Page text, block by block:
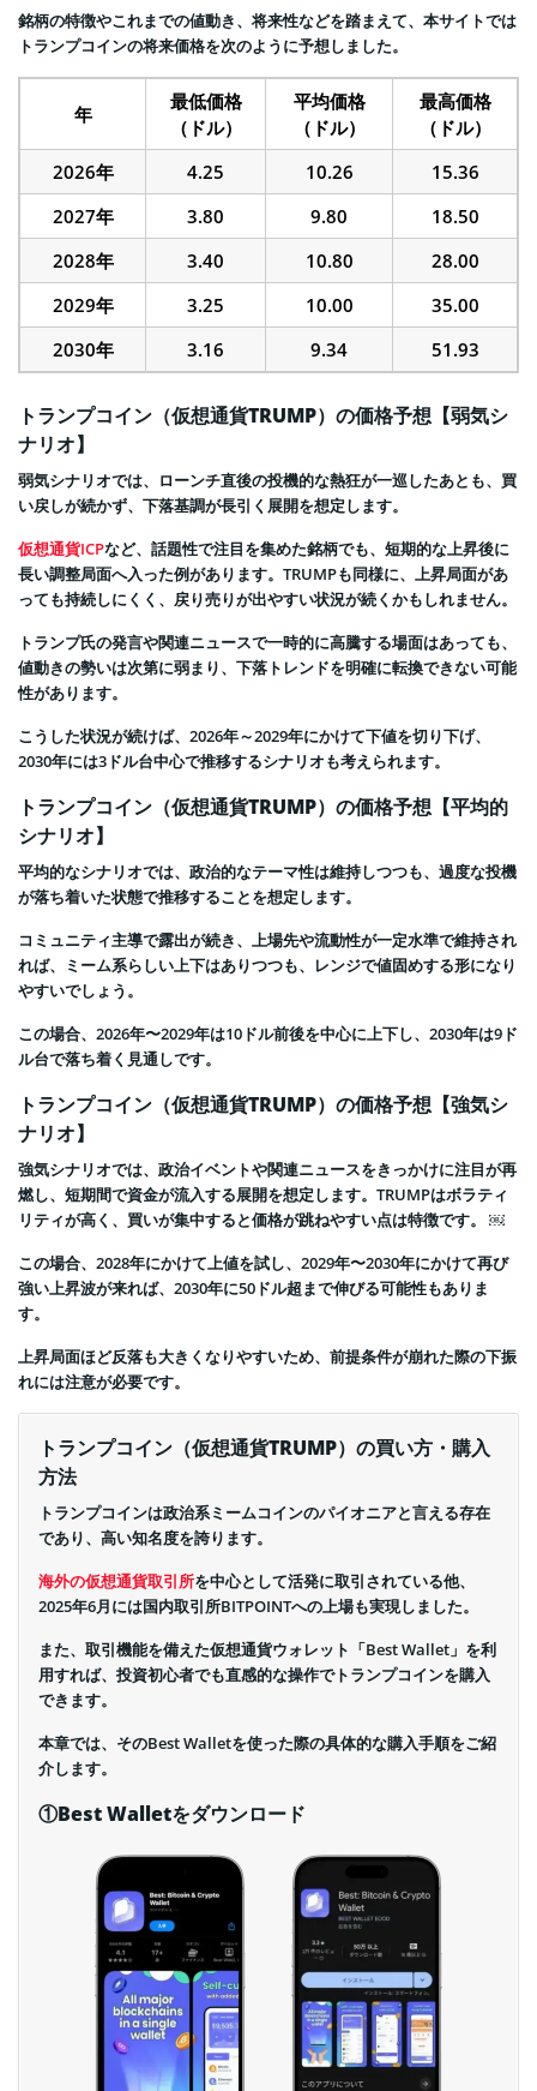
銘柄の特徴やこれまでの値動き、将来性などを踏まえて、本サイトでは
トランプコインの将来価格を次のように予想しました。
年
最低価格
（ドル）
平均価格
（ドル）
最高価格
（ドル）
2026年
4.25 10.26
15.36
2027年
3.80 9.80
18.50
2028年
3.40 10.80
28.00
2029年
3.25 10.00
35.00
2030年
3.16 9.34 51.93
トランプコイン（仮想通貨TRUMP）の価格予想【弱気シ
ナリオ】
弱気シナリオでは、ローンチ直後の投機的な熱狂が一巡したあとも、買
い戻しが続かず、下落基調が長引く展開を想定します。
仮想通貨ICPなど、話題性で注目を集めた銘柄でも、短期的な上昇後に
長い調整局面へ入った例があります。TRUMPも同様に、上昇局面があ
っても持続しにくく、戻り売りが出やすい状況が続くかもしれません。
トランプ氏の発言や関連ニュースで一時的に高騰する場面はあっても、
値動きの勢いは次第に弱まり、下落トレンドを明確に転換できない可能
性があります。
こうした状況が続けば、2026年～2029年にかけて下値を切り下げ、
2030年には3ドル台中心で推移するシナリオも考えられます。
トランプコイン（仮想通貨TRUMP）の価格予想【平均的
シナリオ】
平均的なシナリオでは、政治的なテーマ性は維持しつつも、過度な投機
が落ち着いた状態で推移することを想定します。
コミュニティ主導で露出が続き、上場先や流動性が一定水準で維持され
れば、ミーム系らしい上下はありつつも、レンジで値固めする形になり
やすいでしょう。
この場合、2026年〜2029年は10ドル前後を中心に上下し、2030年は9ド
ル台で落ち着く見通しです。
トランプコイン（仮想通貨TRUMP）の価格予想【強気シ
ナリオ】
強気シナリオでは、政治イベントや関連ニュースをきっかけに注目が再
燃し、短期間で資金が流入する展開を想定します。TRUMPはボラティ
リティが高く、買いが集中すると価格が跳ねやすい点は特徴です。 ￼
この場合、2028年にかけて上値を試し、2029年〜2030年にかけて再び
強い上昇波が来れば、2030年に50ドル超まで伸びる可能性もありま
す。
上昇局面ほど反落も大きくなりやすいため、前提条件が崩れた際の下振
れには注意が必要です。
トランプコイン（仮想通貨TRUMP）の買い方・購入
方法
トランプコインは政治系ミームコインのパイオニアと言える存在
であり、高い知名度を誇ります。
海外の仮想通貨取引所を中心として活発に取引されている他、
2025年6月には国内取引所BITPOINTへの上場も実現しました。
また、取引機能を備えた仮想通貨ウォレット「Best Wallet」を利
用すれば、投資初心者でも直感的な操作でトランプコインを購入
できます。
本章では、そのBest Walletを使った際の具体的な購入手順をご紹
介します。
①Best Walletをダウンロード